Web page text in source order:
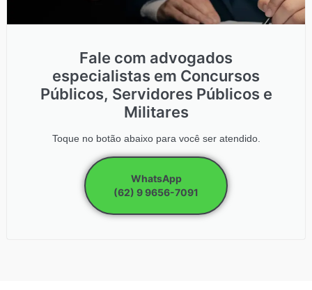
Fale com advogados
especialistas em Concursos
Públicos, Servidores Públicos e
Militares
Toque no botão abaixo para você ser atendido.
WhatsApp
(62) 9 9656-7091